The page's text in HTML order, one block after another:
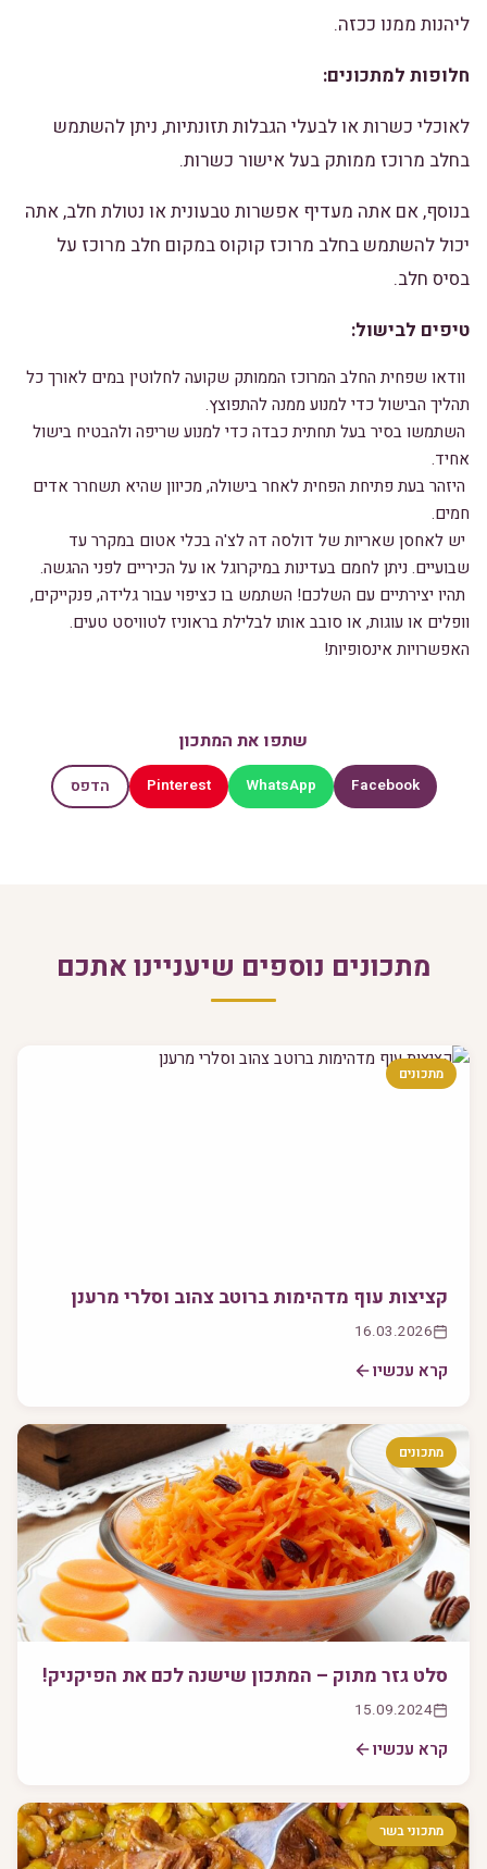
ליהנות ממנו ככזה.
חלופות למתכונים:
לאוכלי כשרות או לבעלי הגבלות תזונתיות, ניתן להשתמש
בחלב מרוכז ממותק בעל אישור כשרות.
בנוסף, אם אתה מעדיף אפשרות טבעונית או נטולת חלב, אתה
יכול להשתמש בחלב מרוכז קוקוס במקום חלב מרוכז על
בסיס חלב.
טיפים לבישול:
וודאו שפחית החלב המרוכז הממותק שקועה לחלוטין במים לאורך כל
תהליך הבישול כדי למנוע ממנה להתפוצץ.
השתמשו בסיר בעל תחתית כבדה כדי למנוע שריפה ולהבטיח בישול
אחיד.
היזהר בעת פתיחת הפחית לאחר בישולה, מכיוון שהיא תשחרר אדים
חמים.
יש לאחסן שאריות של דולסה דה לצ'ה בכלי אטום במקרר עד
שבועיים. ניתן לחמם בעדינות במיקרוגל או על הכיריים לפני ההגשה.
תהיו יצירתיים עם השלכם! השתמש בו כציפוי עבור גלידה, פנקייקים,
וופלים או עוגות, או סובב אותו לבלילת בראוניז לטוויסט טעים.
האפשרויות אינסופיות!
שתפו את המתכון
Facebook
WhatsApp
Pinterest הדפס
מתכונים נוספים שיעניינו אתכם
מתכונים
קציצות עוף מדהימות ברוטב צהוב וסלרי מרענן
16.03.2026
קרא עכשיו
מתכונים
סלט גזר מתוק – המתכון שישנה לכם את הפיקניק!
15.09.2024
קרא עכשיו
מתכוני בשר